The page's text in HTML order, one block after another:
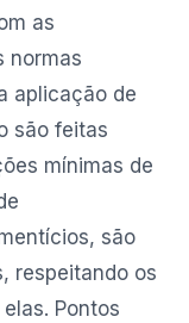
as
normas
aplicação de
são feitas
mínimas de
são
respeitando os
Pontos